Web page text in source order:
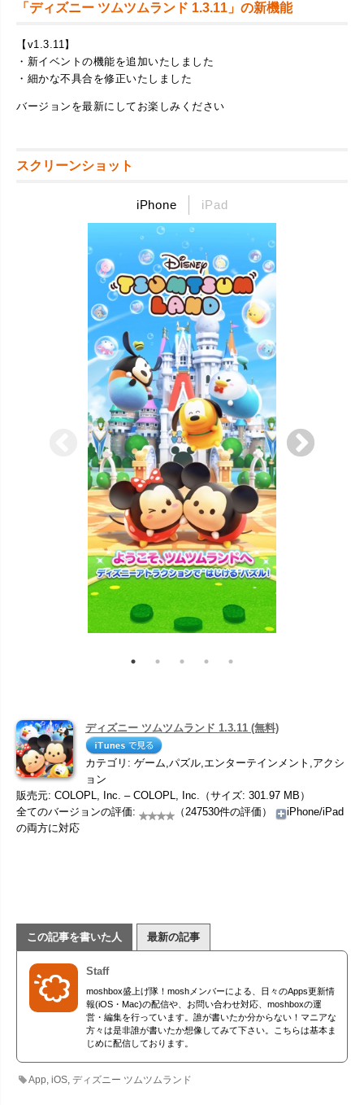
「ディズニー ツムツムランド 1.3.11」の新機能
【v1.3.11】
・新イベントの機能を追加いたしました
・細かな不具合を修正いたしました
バージョンを最新にしてお楽しみください
スクリーンショット
iPhone iPad
ディズニー ツムツムランド 1.3.11 (無料)
カテゴリ: ゲーム,パズル,エンターテインメント,アクシ
ョン
販売元: COLOPL, Inc. – COLOPL, Inc.（サイズ: 301.97 MB）
全てのバージョンの評価:
（247530件の評価）
iPhone/iPad
の両方に対応
この記事を書いた人 最新の記事
Staff
moshbox盛上げ隊！moshメンバーによる、日々のApps更新情
報(iOS・Mac)の配信や、お問い合わせ対応、moshboxの運
営・編集を行っています。誰が書いたか分からない！マニアな
方々は是非誰が書いたか想像してみて下さい。こちらは基本ま
じめに配信しております。
App ,iOS ,ディズニー ツムツムランド